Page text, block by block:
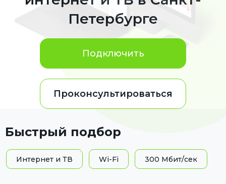
Петербурге
Подключить
Проконсультироваться
Быстрый подбор
Интернет и ТВ Wi-Fi 300 Мбит/сек